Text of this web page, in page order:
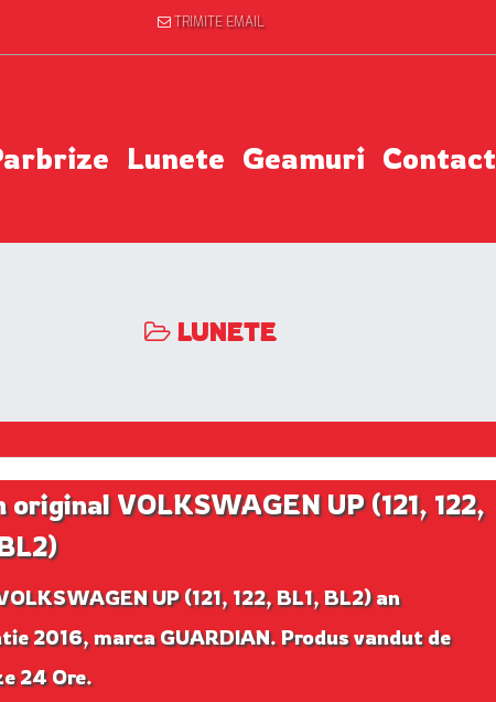
TRIMITE EMAIL
Lunete Geamuri Contact
LUNETE
original VOLKSWAGEN UP (121, 122,
UP (121, 122, BL1, BL2) an
2016, marca GUARDIAN. Produs vandut de
24 Ore.